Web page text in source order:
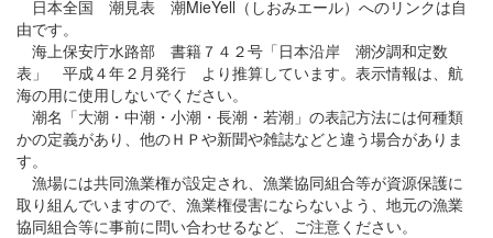
日本全国 潮見表 潮MieYell（しおみエール）へのリンクは自
由です。
海上保安庁水路部 書籍７４２号「日本沿岸 潮汐調和定数
表」 平成４年２月発行 より推算しています。表示情報は、航
海の用に使用しないでください。
潮名「大潮・中潮・小潮・長潮・若潮」の表記方法には何種類
かの定義があり、他のＨＰや新聞や雑誌などと違う場合がありま
す。
漁場には共同漁業権が設定され、漁業協同組合等が資源保護に
取り組んでいますので、漁業権侵害にならないよう、地元の漁業
協同組合等に事前に問い合わせるなど、ご注意ください。